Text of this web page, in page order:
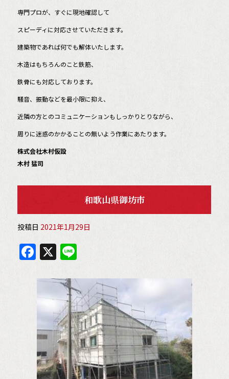
専門プロが、すぐに現地確認して
スピーディに対応させていただきます。
建築物であれば何でも解体いたします。
木造はもちろんのこと鉄筋、
鉄骨にも対応しております。
騒音、振動などを最小限に抑え、
近隣の方とのコミュニケーションもしっかりとりながら、
周りに迷惑のかかることの無いよう作業にあたります。
株式会社木村仮設
木村 猛司
和歌山県御坊市
投稿日 2021年1月29日
F
a
c
e
b
o
o
k
X Li
e